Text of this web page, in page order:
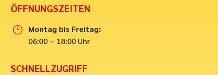
ÖFFNUNGSZEITEN
}
Montag bis Freitag:
06:00 – 18:00 Uhr
SCHNELLZUGRIFF